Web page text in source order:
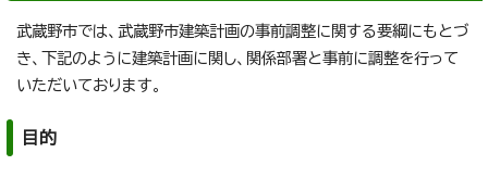
武蔵野市では、武蔵野市建築計画の事前調整に関する要綱にもとづ
き、下記のように建築計画に関し、関係部署と事前に調整を行って
いただいております。
目的